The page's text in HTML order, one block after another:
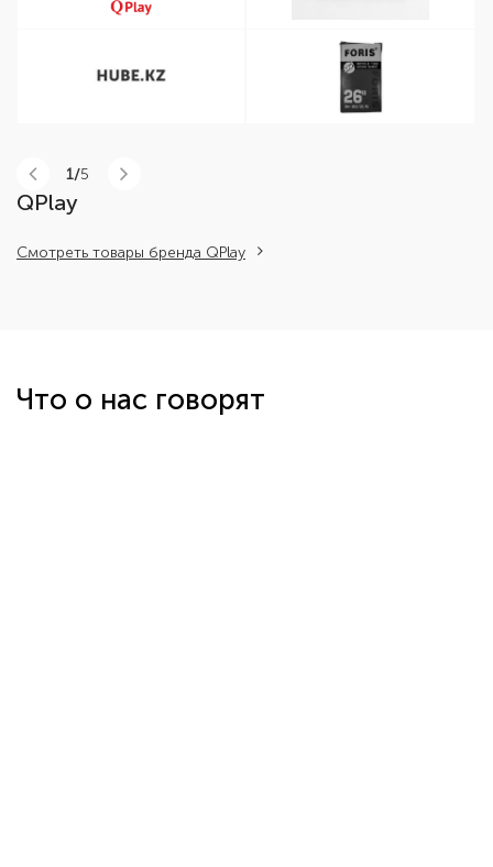
1/
QPlay
Смотреть товары бренда QPlay
Что о нас говорят